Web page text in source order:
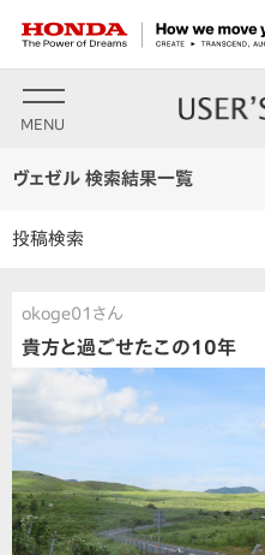
MENU
ヴェゼル 検索結果一覧
投稿検索
okoge01さん
貴方と過ごせたこの10年